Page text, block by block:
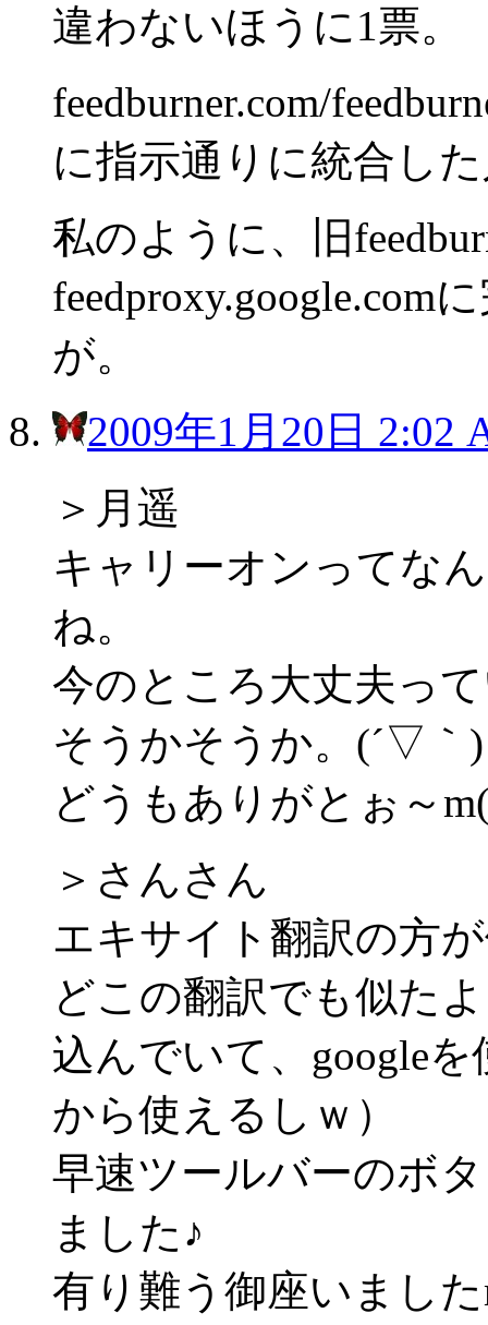
違わないほうに1票。
feedburner.com/
に指示通りに統合し
私のように、旧
feedproxy.google.com
が。
2009年1月20日 2:02
＞月遥
キャリーオンってな
ね。
今のところ大丈夫っ
そうかそうか。(´▽｀)
どうもありがとぉ～
＞さんさん
エキサイト翻訳の方
どこの翻訳でも似た
込んでいて、google
から使えるしｗ）
早速ツールバーのボ
ました♪
有り難う御座いました